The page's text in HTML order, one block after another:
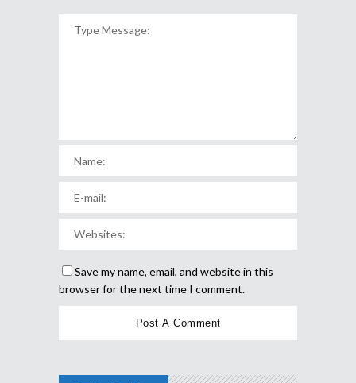
Save my name, email, and website in this
browser for the next time I comment.